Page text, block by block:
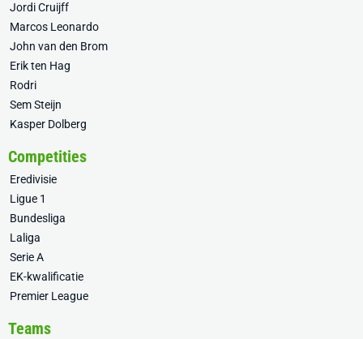
Jordi Cruijff
Marcos Leonardo
John van den Brom
Erik ten Hag
Rodri
Sem Steijn
Kasper Dolberg
Competities
Eredivisie
Ligue 1
Bundesliga
Laliga
Serie A
EK-kwalificatie
Premier League
Teams